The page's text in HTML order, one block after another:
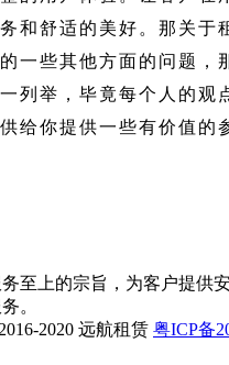
和舒适的美好。那关于
一些其他方面的问题，
列举，毕竟每个人的观
给你提供一些有价值的
至上的宗旨，为客户提供
。
2020 远航租赁 粤ICP备